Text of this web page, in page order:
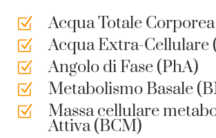
Z Acqua Totale
Z Acqua Extra-Cellulare
Z Angolo di Fase (PhA)
Z Metabolismo Basale
Z Massa cellulare
Attiva (BCM)